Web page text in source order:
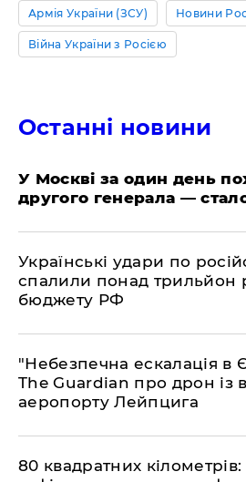
Армія України (ЗСУ) Новини
Війна України з Росією
Останні новини
​У Москві за один день
другого генерала —
​Українські удари по
спалили понад трильйон
бюджету РФ
​"Небезпечна ескалація в
The Guardian про дрон із
аеропорту Лейпцига
​80 квадратних